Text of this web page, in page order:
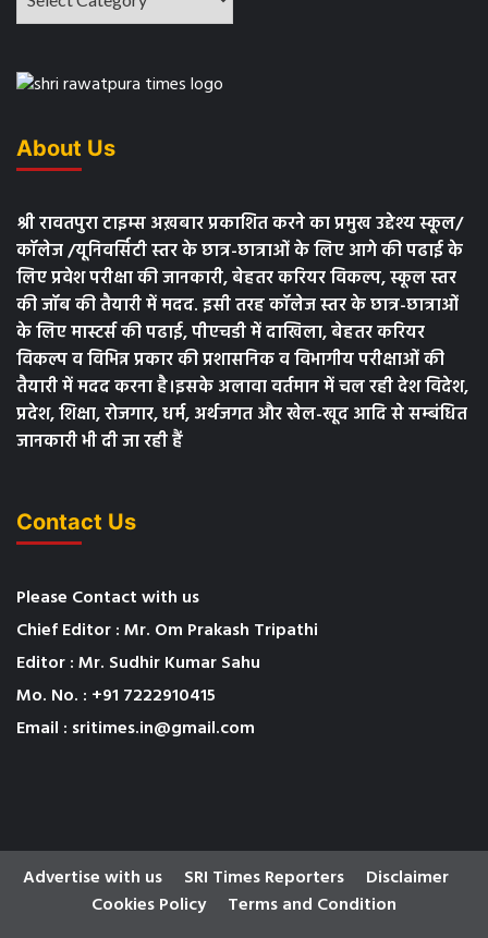
About Us
श्री रावतपुरा टाइम्स अख़बार प्रकाशित करने का प्रमुख उद्देश्य स्कूल/
कॉलेज /यूनिवर्सिटी स्तर के छात्र-छात्राओं के लिए आगे की पढाई के
लिए प्रवेश परीक्षा की जानकारी, बेहतर करियर विकल्प, स्कूल स्तर
की जॉब की तैयारी में मदद. इसी तरह कॉलेज स्तर के छात्र-छात्राओं
के लिए मास्टर्स की पढाई, पीएचडी में दाखिला, बेहतर करियर
विकल्प व विभिन्न प्रकार की प्रशासनिक व विभागीय परीक्षाओं की
तैयारी में मदद करना है।इसके अलावा वर्तमान में चल रही देश विदेश,
प्रदेश, शिक्षा, रोजगार, धर्म, अर्थजगत और खेल-खूद आदि से सम्बंधित
जानकारी भी दी जा रही हैं
Contact Us
Please Contact with us
Chief Editor : Mr. Om Prakash Tripathi
Editor : Mr. Sudhir Kumar Sahu
Mo. No. : +91 7222910415
Email : sritimes.in@gmail.com
Advertise with us SRI Times Reporters
Disclaimer
Cookies Policy
Terms and Condition